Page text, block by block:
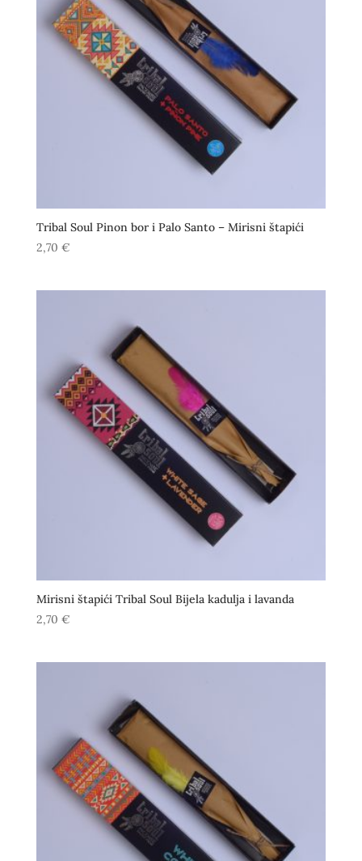
Tribal Soul Pinon bor i Palo Santo – Mirisni štapići
2,70 €
Mirisni štapići Tribal Soul Bijela kadulja i lavanda
2,70 €